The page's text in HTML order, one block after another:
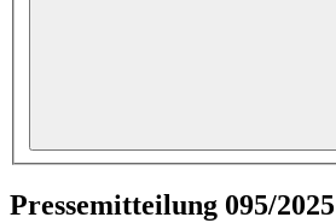
Pressemitteilung 095/2025